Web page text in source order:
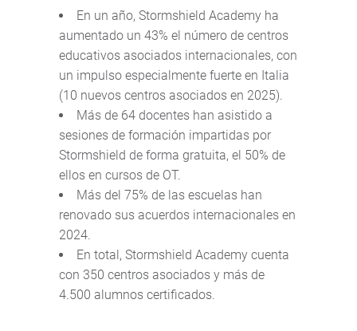
En un año, Stormshield Academy ha
aumentado un 43% el número de centros
educativos asociados internacionales, con
un impulso especialmente fuerte en Italia
(10 nuevos centros asociados en 2025).
Más de 64 docentes han asistido a
sesiones de formación impartidas por
Stormshield de forma gratuita, el 50% de
ellos en cursos de OT.
Más del 75% de las escuelas han
renovado sus acuerdos internacionales en
2024.
En total, Stormshield Academy cuenta
con 350 centros asociados y más de
4.500 alumnos certificados.